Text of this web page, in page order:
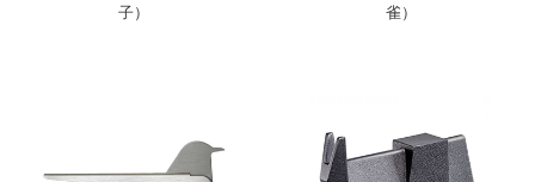
子） 雀）